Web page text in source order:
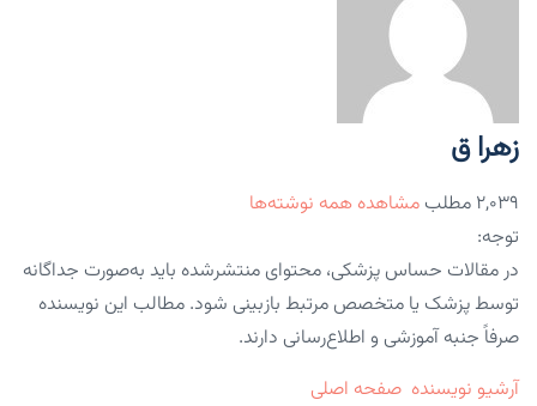
زهرا ق
۲,۰۳۹ مطلب
مشاهده همه نوشته‌ها
توجه:
در مقالات حساس پزشکی، محتوای منتشرشده باید به‌صورت جداگانه
توسط پزشک یا متخصص مرتبط بازبینی شود. مطالب این نویسنده
صرفاً جنبه آموزشی و اطلاع‌رسانی دارند.
آرشیو نویسنده صفحه اصلی